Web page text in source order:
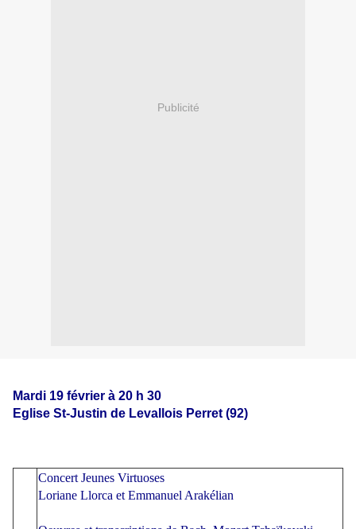
Publicité
Mardi 19 février à 20 h 30
Eglise St-Justin de Levallois Perret (92)
Concert Jeunes Virtuoses
Loriane Llorca et Emmanuel Arakélian